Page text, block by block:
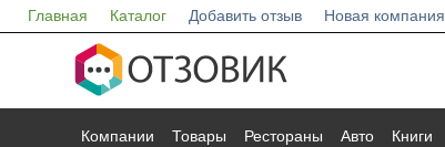
Главная Каталог Добавить отзыв Новая компания
Компании Товары Рестораны Авто Книги